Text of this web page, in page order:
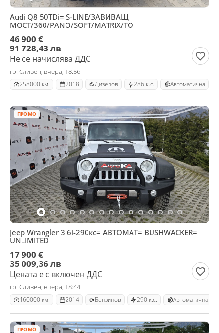
Audi Q8 50TDi= S-LINE/ЗАВИВАЩ
МОСТ/360/PANO/SOFT/MATRIX/TO
46 900 €
91 728,43 лв
Не се начислява ДДС
гр. Сливен, вчера, 18:56
258000 км. 2018 Дизелов 286 к.с. Автоматична
ПРОМО
Jeep Wrangler 3.6i-290кс= АВТОМАТ= BUSHWACKER=
UNLIMITED
17 900 €
35 009,36 лв
Цената е с включен ДДС
гр. Сливен, вчера, 18:44
160000 км. 2014 Бензинов 290 к.с. Автоматична
ПРОМО